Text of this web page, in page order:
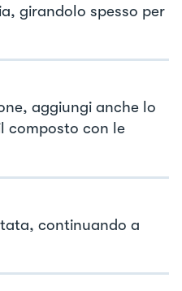
girandolo spesso per
aggiungi anche lo
composto con le
continuando a